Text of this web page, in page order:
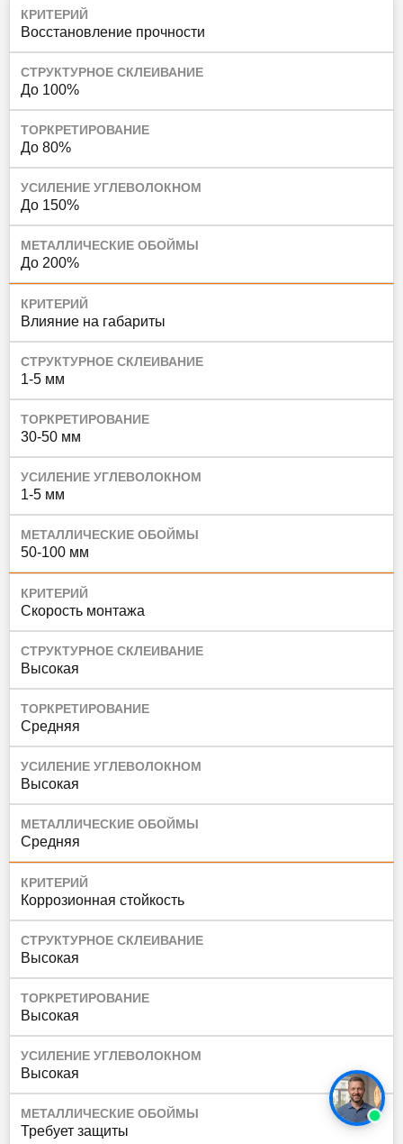
КРИТЕРИЙ
Восстановление прочности
СТРУКТУРНОЕ СКЛЕИВАНИЕ
До 100%
ТОРКРЕТИРОВАНИЕ
До 80%
УСИЛЕНИЕ УГЛЕВОЛОКНОМ
До 150%
МЕТАЛЛИЧЕСКИЕ ОБОЙМЫ
До 200%
КРИТЕРИЙ
Влияние на габариты
СТРУКТУРНОЕ СКЛЕИВАНИЕ
1-5 мм
ТОРКРЕТИРОВАНИЕ
30-50 мм
УСИЛЕНИЕ УГЛЕВОЛОКНОМ
1-5 мм
МЕТАЛЛИЧЕСКИЕ ОБОЙМЫ
50-100 мм
КРИТЕРИЙ
Скорость монтажа
СТРУКТУРНОЕ СКЛЕИВАНИЕ
Высокая
ТОРКРЕТИРОВАНИЕ
Средняя
УСИЛЕНИЕ УГЛЕВОЛОКНОМ
Высокая
МЕТАЛЛИЧЕСКИЕ ОБОЙМЫ
Средняя
КРИТЕРИЙ
Коррозионная стойкость
СТРУКТУРНОЕ СКЛЕИВАНИЕ
Высокая
ТОРКРЕТИРОВАНИЕ
Высокая
УСИЛЕНИЕ УГЛЕВОЛОКНОМ
Высокая
МЕТАЛЛИЧЕСКИЕ ОБОЙМЫ
Требует защиты